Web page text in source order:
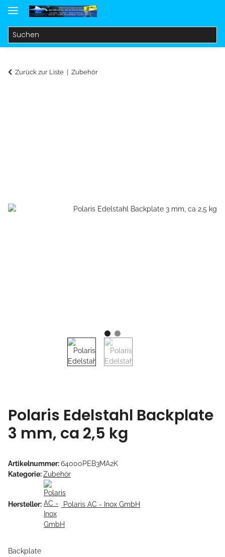
Zurück zur Liste Zubehör
Polaris Edelstahl Backplate
3 mm, ca 2,5 kg
Artikelnummer:64000PEB3MA2K
Kategorie:Zubehör
Hersteller: Polaris AC - Inox GmbH
Backplate